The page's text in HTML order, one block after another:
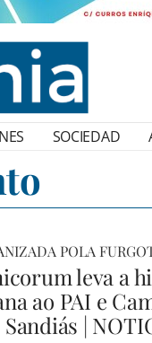
SOCIEDAD
POLA
leva a
ao PAI e
|